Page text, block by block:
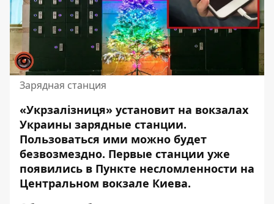
Зарядная станция
«Укрзалізниця» установит на вокзалах
Украины зарядные станции.
Пользоваться ими можно будет
безвозмездно. Первые станции уже
появились в Пункте несломленности на
Центральном вокзале Киева.